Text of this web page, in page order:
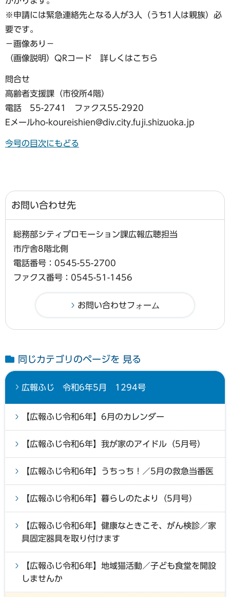
※申請には緊急連絡先となる人が3人（うち1人は親族）必
要です。
−画像あり−
（画像説明）QRコード 詳しくはこちら
問合せ
高齢者支援課（市役所4階）
電話 55-2741 ファクス55-2920
Eメールho-koureishien@div.city.fuji.shizuoka.jp
今号の目次にもどる
お問い合わせ先
総務部シティプロモーション課広報広聴担当
市庁舎8階北側
電話番号：0545-55-2700
ファクス番号：0545-51-1456
同じカテゴリのページを 見る
広報ふじ 令和6年5月 1294号
【広報ふじ令和6年】6月のカレンダー
【広報ふじ令和6年】我が家のアイドル（5月号）
【広報ふじ令和6年】うちっち！／5月の救急当番医
【広報ふじ令和6年】暮らしのたより（5月号）
【広報ふじ令和6年】健康なときこそ、がん検診／家
具固定器具を取り付けます
【広報ふじ令和6年】地域猫活動／子ども食堂を開設
しませんか